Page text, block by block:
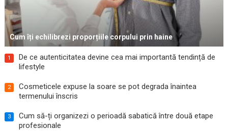
Cum îți echilibrezi proporțiile corpului prin haine
1
De ce autenticitatea devine cea mai importantă tendință de
lifestyle
2
Cosmeticele expuse la soare se pot degrada înaintea
termenului înscris
3
Cum să-ți organizezi o perioadă sabatică între două etape
profesionale